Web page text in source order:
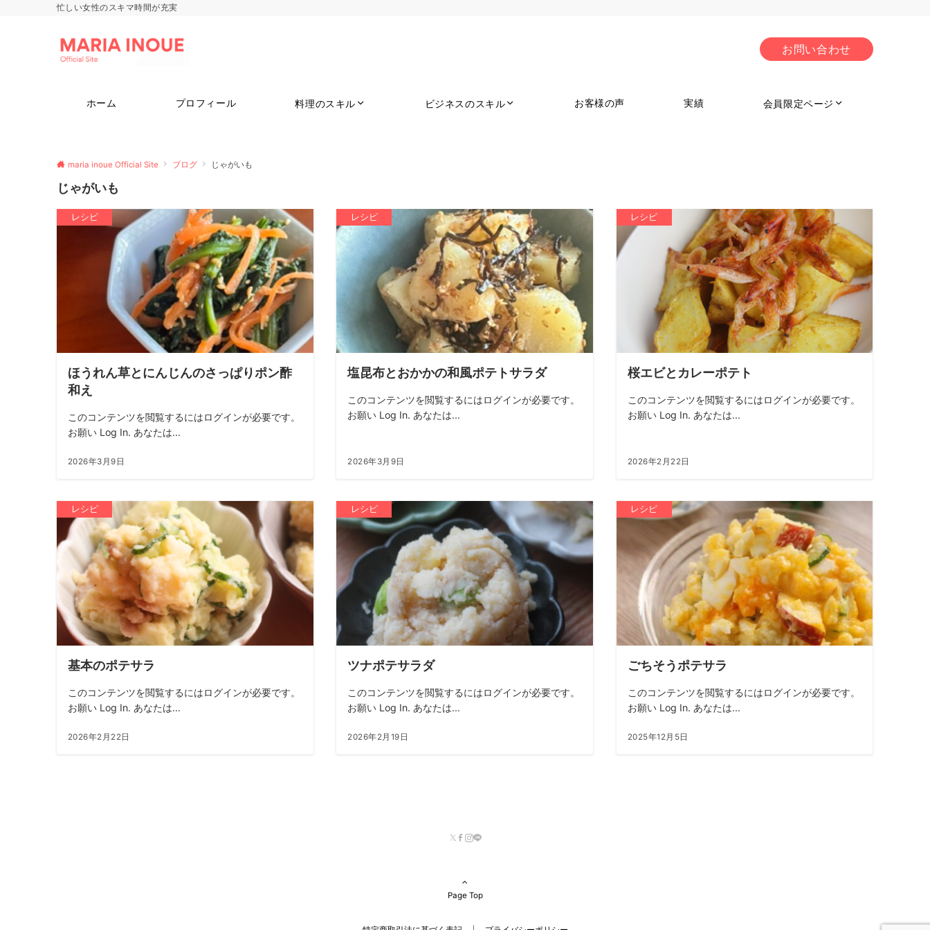
忙しい女性のスキマ時間が充実
お問い合わせ
ホーム プロフィール 料理のスキル ビジネスのスキル お客様の声 実績 会員限定ページ
maria inoue Official Site ブログ じゃがいも
じゃがいも
レシピ
ほうれん草とにんじんのさっぱりポン酢
和え
このコンテンツを閲覧するにはログインが必要です。
お願い Log In. あなたは...
2026年3月9日
レシピ
塩昆布とおかかの和風ポテトサラダ
このコンテンツを閲覧するにはログインが必要です。
お願い Log In. あなたは...
2026年3月9日
レシピ
桜エビとカレーポテト
このコンテンツを閲覧するにはログインが必要です。
お願い Log In. あなたは...
2026年2月22日
レシピ
基本のポテサラ
このコンテンツを閲覧するにはログインが必要です。
お願い Log In. あなたは...
2026年2月22日
レシピ
ツナポテサラダ
このコンテンツを閲覧するにはログインが必要です。
お願い Log In. あなたは...
2026年2月19日
レシピ
ごちそうポテサラ
このコンテンツを閲覧するにはログインが必要です。
お願い Log In. あなたは...
2025年12月5日
Page Top